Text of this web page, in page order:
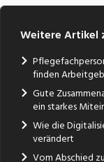
Weitere Artikel
finden
Gute
ein starkes
Wie die
verändert
Vom Abschied